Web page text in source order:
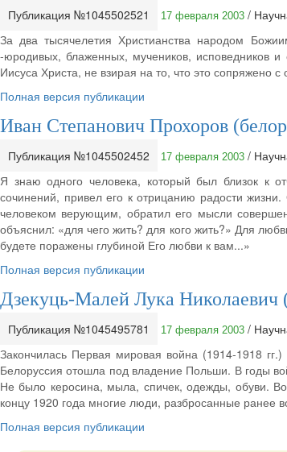
Публикация №1045502521 17 февраля 2003 /
За два тысячелетия Христианства народом
-юродивых, блаженных, мучеников, исповедников
Иисуса Христа, не взирая на то, что это сопряжено
Полная версия публикации
Иван Степанович Прохоров
Публикация №1045502452 17 февраля 2003 /
Я знаю одного человека, который был близок к
сочинений, привел его к отрицанию радости
человеком верующим, обратил его мысли
объяснил: «для чего жить? для кого жить?» Для
будете поражены глубиной Его любви к вам...»
Полная версия публикации
Дзекуць-Малей Лука Николаевич
Публикация №1045495781 17 февраля 2003 /
Закончилась Первая мировая война (1914-1918
Белоруссия отошла под владение Польши. В годы
Не было керосина, мыла, спичек, одежды, обуви.
концу 1920 года многие люди, разбросанные ранее
Полная версия публикации